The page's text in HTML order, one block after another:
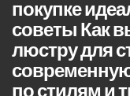
покупке
советы Как
люстру для
по стилям и